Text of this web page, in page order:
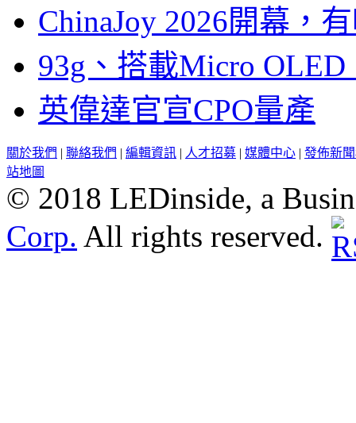
ChinaJoy 2026開幕，
93g、搭載Micro
英偉達官宣CPO量產
關於我們 | 聯絡我們 | 編輯資訊 | 人才招募 | 媒體中心 | 發佈新
站地圖
© 2018 LEDinside, a
Corp. All rights reserved.